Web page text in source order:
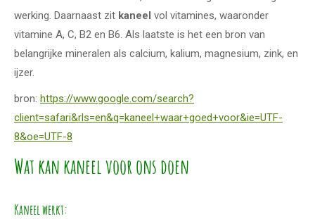
werking. Daarnaast zit kaneel vol vitamines, waaronder
vitamine A, C, B2 en B6. Als laatste is het een bron van
belangrijke mineralen als calcium, kalium, magnesium, zink, en
ijzer.
bron: https://www.google.com/search?
client=safari&rls=en&q=kaneel+waar+goed+voor&ie=UTF-
8&oe=UTF-8
Wat kan kaneel voor ons doen
Kaneel werkt: